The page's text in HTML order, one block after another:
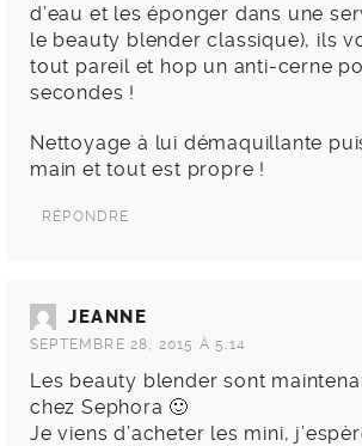
d’eau et les éponger dans une
le beauty blender classique), ils
tout pareil et hop un anti-cerne
secondes !
Nettoyage à lui démaquillante
main et tout est propre !
RÉPONDRE
JEANNE
SEPTEMBRE 28, 2015 À 5:14
Les beauty blender sont
chez Sephora 🙂
Je viens d’acheter les mini,